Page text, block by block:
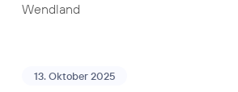
Wendland
13. Oktober 2025